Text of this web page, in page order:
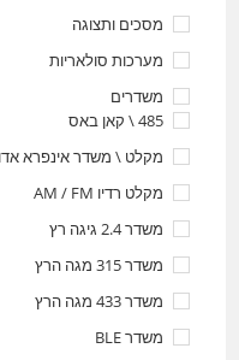
מסכים ותצוגה
מערכות סולאריות
משדרים
485 \ קאן באס
מקלט \ משדר אינפרא
מקלט רדיו AM / FM
משדר 2.4 גיגה רץ
משדר 315 מגה הרץ
משדר 433 מגה הרץ
משדר BLE